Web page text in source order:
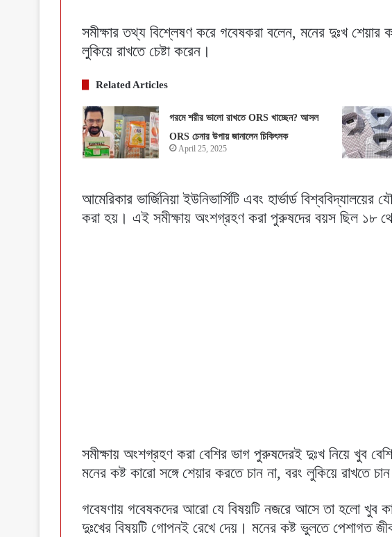
সমীক্ষার তথ্য বিশ্লেষণ করে গবেষকরা বলেন, মনের দুঃখ শেয়ার
লুকিয়ে রাখতে চেষ্টা করেন।
Related Articles
গরমে শরীর ভালো রাখতে ORS খাচ্ছেন? আসল
ORS চেনার উপায় জানালেন চিকিৎসক
April 25, 2025
আমেরিকার ভার্জিনিয়া ইউনিভার্সিটি এবং হার্ভার্ড
করা হয়। এই সমীক্ষায় অংশগ্রহণ করা পুরুষদের বয়স ছিল ১৮
সমীক্ষায় অংশগ্রহণ করা বেশির ভাগ পুরুষদেরই দুঃখ নিয়ে খুব
মনের কষ্ট কারো সঙ্গে শেয়ার করতে চান না, বরং লুকিয়ে রাখতে
গবেষণায় গবেষকদের আরো যে বিষয়টি নজরে আসে তা হলো খুব
দুঃখের বিষয়টি গোপনই রেখে দেয়। মনের কষ্ট ভুলতে পেশাগত